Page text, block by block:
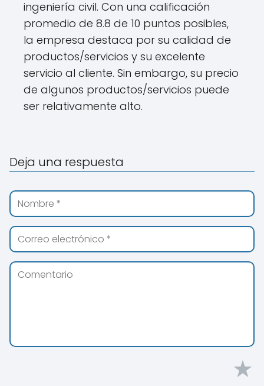
ingeniería civil. Con una calificación
promedio de 8.8 de 10 puntos posibles,
la empresa destaca por su calidad de
productos/servicios y su excelente
servicio al cliente. Sin embargo, su precio
de algunos productos/servicios puede
ser relativamente alto.
Deja una respuesta
★